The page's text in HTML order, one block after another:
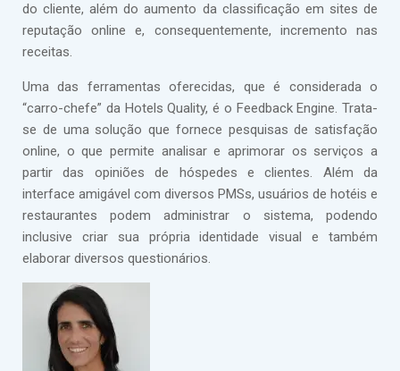
do cliente, além do aumento da classificação em sites de
reputação online e, consequentemente, incremento nas
receitas.
Uma das ferramentas oferecidas, que é considerada o
“carro-chefe” da Hotels Quality, é o Feedback Engine. Trata-
se de uma solução que fornece pesquisas de satisfação
online, o que permite analisar e aprimorar os serviços a
partir das opiniões de hóspedes e clientes. Além da
interface amigável com diversos PMSs, usuários de hotéis e
restaurantes podem administrar o sistema, podendo
inclusive criar sua própria identidade visual e também
elaborar diversos questionários.